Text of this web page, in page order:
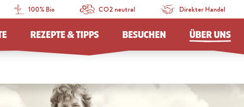
100% Bio CO2 neutral Direkter Handel
REZEPTE & TIPPS BESUCHEN ÜBER UNS